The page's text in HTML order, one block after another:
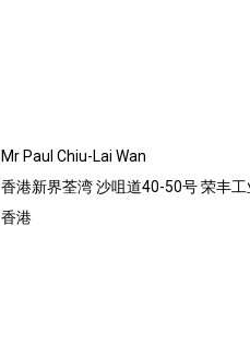
Mr Paul Chiu-Lai Wan
香港新界荃湾 沙咀道40-50号 荣丰
香港